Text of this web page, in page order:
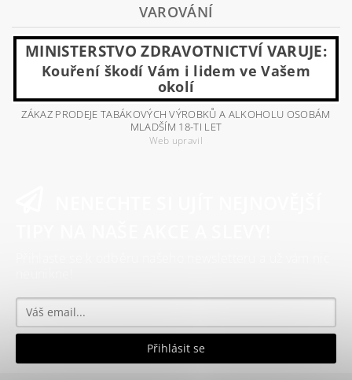
VAROVÁNÍ
MINISTERSTVO ZDRAVOTNICTVÍ VARUJE:
Kouření škodí Vám i lidem ve Vašem
okolí
ZÁKAZ PRODEJE TABÁKOVÝCH VÝROBKŮ A ALKOHOLU OSOBÁM
MLADŠÍM 18-TI LET
Web upravil